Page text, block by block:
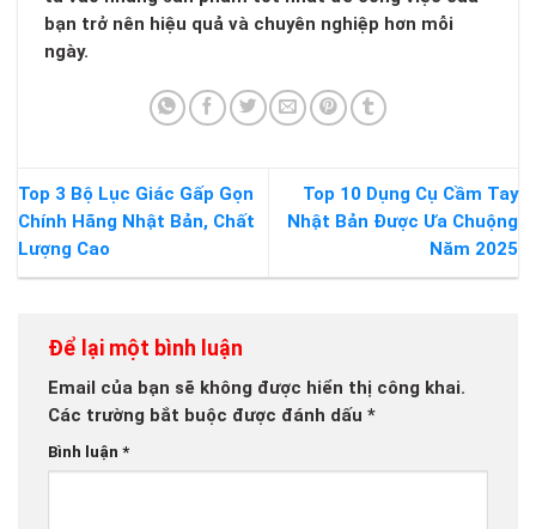
bạn trở nên hiệu quả và chuyên nghiệp hơn mỗi
ngày.
Top 3 Bộ Lục Giác Gấp Gọn
Chính Hãng Nhật Bản, Chất
Lượng Cao
Top 10 Dụng Cụ Cầm Tay
Nhật Bản Được Ưa Chuộng
Năm 2025
Để lại một bình luận
Email của bạn sẽ không được hiển thị công khai.
Các trường bắt buộc được đánh dấu *
Bình luận *